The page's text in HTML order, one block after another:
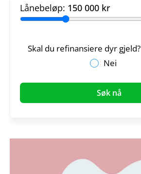
Lånebeløp: 150 000 kr
Skal du refinansiere dyr gjeld?
Nei
Søk nå